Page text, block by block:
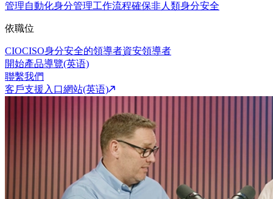
管理自動化身分管理工作流程確保非人類身分安全
依職位
CIOCISO身分安全的領導者資安領導者
開始產品導覽(英语)
聯繫我們
客戶支援入口網站(英语)